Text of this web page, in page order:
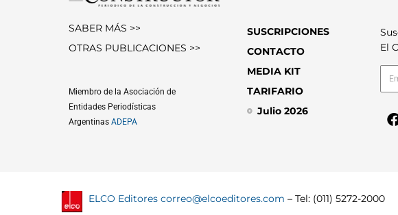
SABER MÁS >>
OTRAS PUBLICACIONES >>
Miembro de la Asociación de
Entidades Periodísticas
Argentinas ADEPA
SUSCRIPCIONES
CONTACTO
MEDIA KIT
TARIFARIO
Julio 2026
El
ELCO Editores correo@elcoeditores.com – Tel: (011) 5272-2000